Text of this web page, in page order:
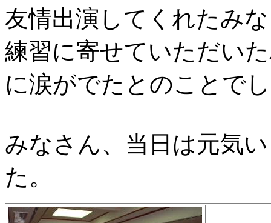
友情出演してくれたみ
練習に寄せていただい
に涙がでたとのことで
みなさん、当日は元気
た。